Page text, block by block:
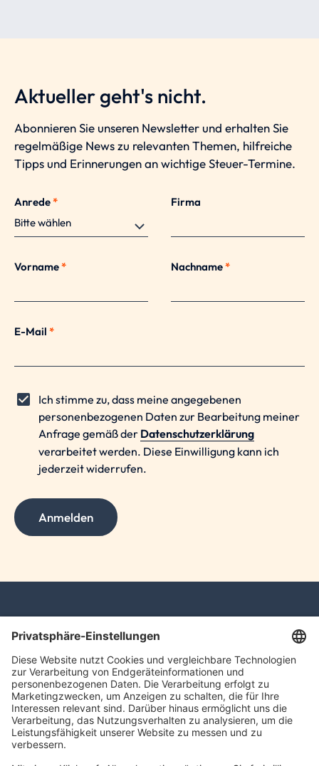
Aktueller geht's nicht.
Abonnieren Sie unseren Newsletter und erhalten Sie
regelmäßige News zu relevanten Themen, hilfreiche
Tipps und Erinnerungen an wichtige Steuer-Termine.
Anrede* Firma
Vorname* Nachname*
E-Mail *
Ich stimme zu, dass meine angegebenen
personenbezogenen Daten zur Bearbeitung meiner
Anfrage gemäß der Datenschutzerklärung
verarbeitet werden. Diese Einwilligung kann ich
jederzeit widerrufen.
Anmelden
Mertens Schabow Steuerberatung GmbH
Hans-Henny-Jahnn-Weg 41-45
22085 Hamburg
info@mertens-schabow.de